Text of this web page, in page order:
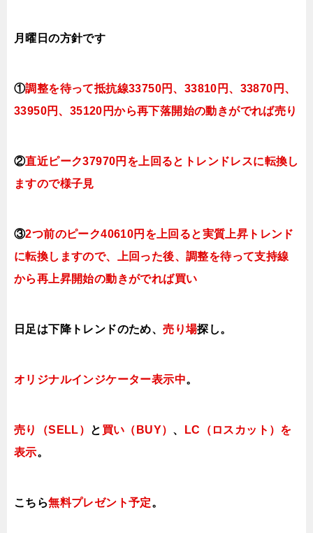
月曜日の方針です
①調整を待って抵抗線33750円、33810 円、33870 円、
33950円、35120 円から再下落開始の動きがでれば売り
②直近ピーク37970円を上回るとトレンドレスに転換し
ますので様子見
③2つ前のピーク40610円を上回ると実質上昇トレンド
に転換し ますので、上回った後、調整を待って支持線
から再上昇開始の動きがでれば買い
日足は下降トレンドのため、売り場探し。
オリジナルインジケーター表示中。
売り（SELL） と 買い（BUY） 、
LC（ロスカット）を
表示。
こちら無料プレゼント予定。